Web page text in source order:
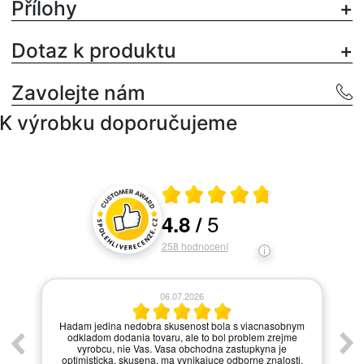
Přílohy
Dotaz k produktu
Zavolejte nám
K výrobku doporučujeme
Hodnocení a recenze zákazníků
Průměrné hodnocení 4.8 z 5
4.8/5
258 hodnocení
06.07.2026
Hadam jedina nedobra skusenost bola s viacnasobnym
odkladom dodania tovaru, ale to bol problem zrejme
vyrobcu, nie Vas. Vasa obchodna zastupkyna je
optimisticka, skusena, ma vynikajuce odborne znalosti,